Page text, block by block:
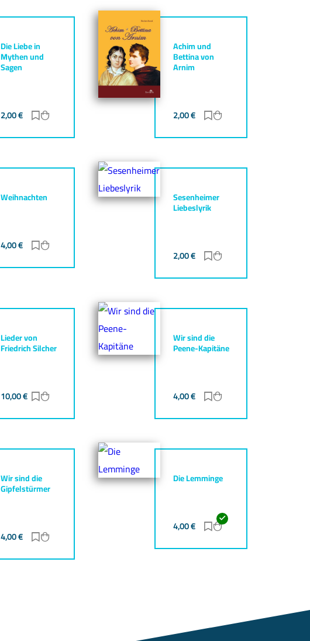
Die Liebe in
Mythen und
Sagen
2,00€ Zur Merkliste hinzufügen
Achim und
Bettina von
Arnim
2,00€ Zur Merkliste
Weihnachten
4,00€ Zur Merkliste hinzufügen
Sesenheimer
Liebeslyrik
2,00€ Zur Merkliste
Lieder von
Friedrich Silcher
10,00€ Zur Merkliste hinzufügen
Wir sind die
Peene-Kapitäne
4,00€ Zur Merkliste
Wir sind die
Gipfelstürmer
4,00€ Zur Merkliste hinzufügen
Die Lemminge
4,00€ Zur Merkliste
Zum Warenkorb